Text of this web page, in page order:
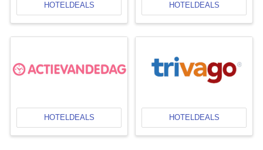
HOTELDEALS HOTELDEALS
HOTELDEALS HOTELDEALS